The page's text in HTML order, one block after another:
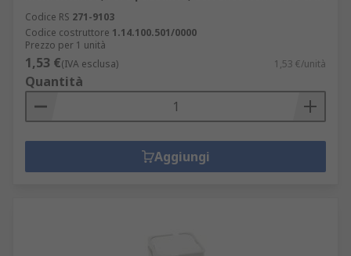
Codice RS 271-9103
Codice costruttore 1.14.100.501/0000
Prezzo per 1 unità
1,53 €(IVA esclusa) 1,53 €/unità
Quantità
Aggiungi